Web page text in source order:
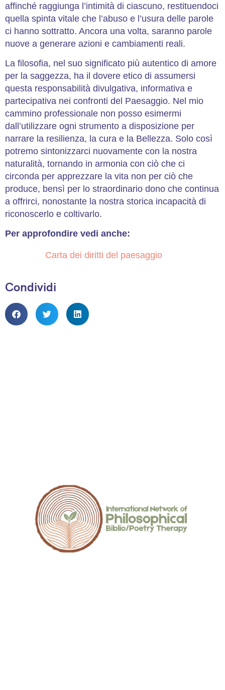
affinché raggiunga l’intimità di ciascuno, restituendoci
quella spinta vitale che l’abuso e l’usura delle parole
ci hanno sottratto. Ancora una volta, saranno parole
nuove a generare azioni e cambiamenti reali.
La filosofia, nel suo significato più autentico di amore
per la saggezza, ha il dovere etico di assumersi
questa responsabilità divulgativa, informativa e
partecipativa nei confronti del Paesaggio. Nel mio
cammino professionale non posso esimermi
dall’utilizzare ogni strumento a disposizione per
narrare la resilienza, la cura e la Bellezza. Solo così
potremo sintonizzarci nuovamente con la nostra
naturalità, tornando in armonia con ciò che ci
circonda per apprezzare la vita non per ciò che
produce, bensì per lo straordinario dono che continua
a offrirci, nonostante la nostra storica incapacità di
riconoscerlo e coltivarlo.
Per approfondire vedi anche:
Carta dei diritti del paesaggio
Condividi